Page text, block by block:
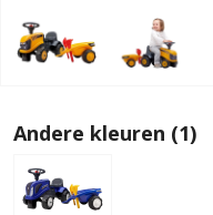
Andere kleuren (1)